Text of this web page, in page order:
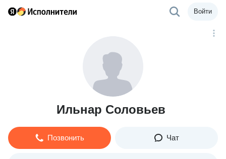
Войти
Ильнар Соловьев
Позвонить Чат